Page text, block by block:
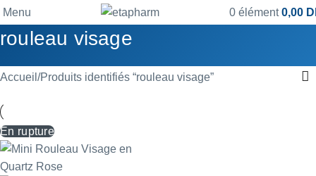
Menu 0 élément 0,00
rouleau visage
Accueil Produits identifiés “rouleau visage”
En rupture